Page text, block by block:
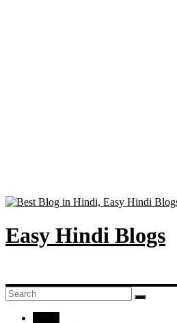
Easy Hindi Blogs